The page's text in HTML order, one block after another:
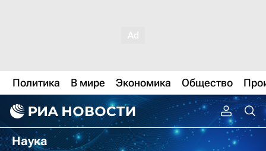
Политика В мире Экономика Общество
Наука